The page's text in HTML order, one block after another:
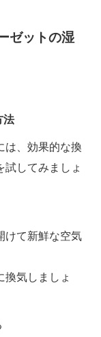
ゼットの湿
法
は、効果的な換
してみましょ
けて新鮮な空気
換気しましょ